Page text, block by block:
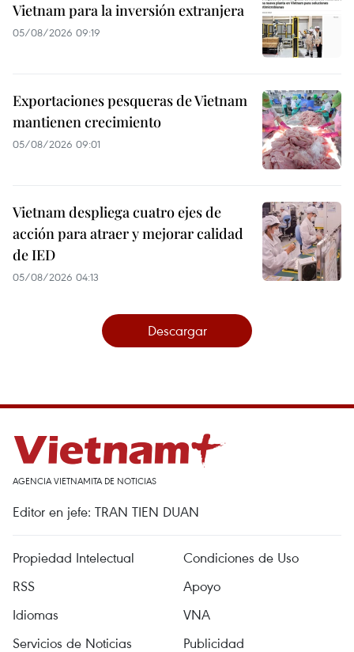
Vietnam para la inversión extranjera
05/08/2026 09:19
Exportaciones pesqueras de Vietnam
mantienen crecimiento
05/08/2026 09:01
Vietnam despliega cuatro ejes de
acción para atraer y mejorar calidad
de IED
05/08/2026 04:13
Descargar
AGENCIA VIETNAMITA DE NOTICIAS
Editor en jefe: TRAN TIEN DUAN
Propiedad Intelectual
Condiciones de Uso
RSS
Apoyo
Idiomas
VNA
Servicios de Noticias
Publicidad